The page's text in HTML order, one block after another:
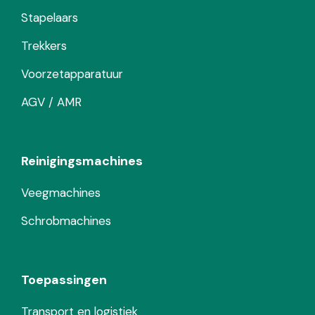
Stapelaars
Trekkers
Voorzetapparatuur
AGV / AMR
Reinigingsmachines
Veegmachines
Schrobmachines
Toepassingen
Transport en logistiek